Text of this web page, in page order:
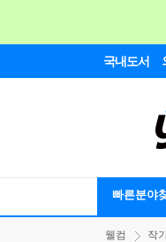
국내도서
빠른분야
웰컴 작